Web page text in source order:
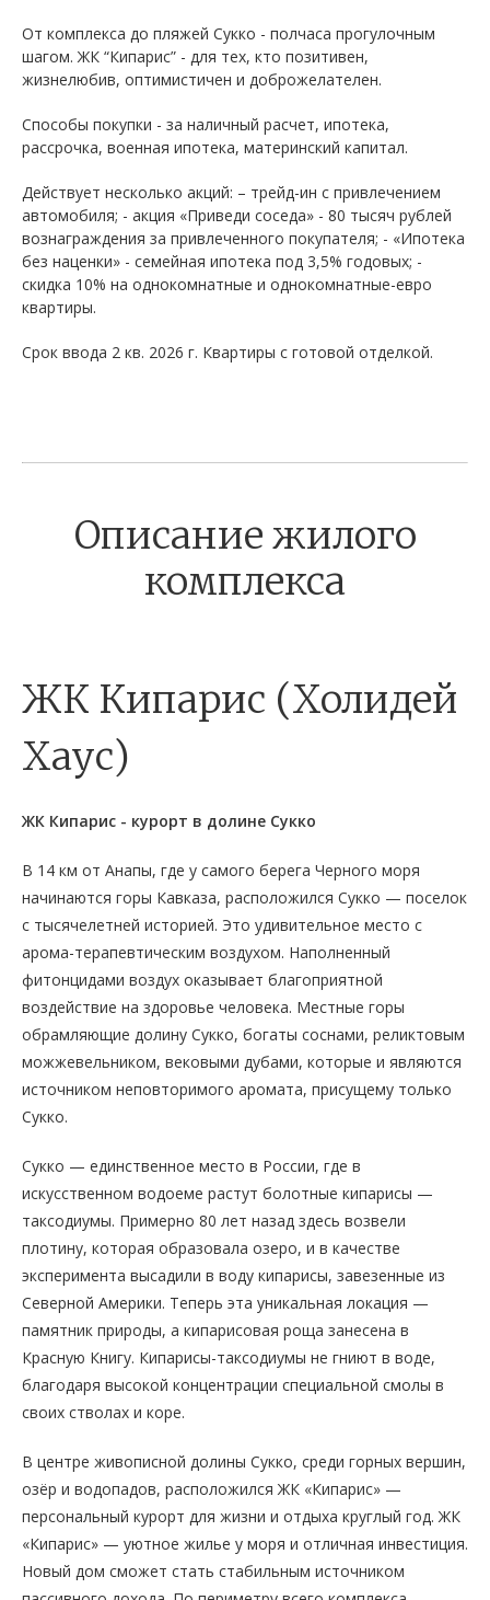
От комплекса до пляжей Сукко - полчаса прогулочным
шагом. ЖК “Кипарис” - для тех, кто позитивен,
жизнелюбив, оптимистичен и доброжелателен.
Способы покупки - за наличный расчет, ипотека,
рассрочка, военная ипотека, материнский капитал.
Действует несколько акций: – трейд-ин с привлечением
автомобиля; - акция «Приведи соседа» - 80 тысяч рублей
вознаграждения за привлеченного покупателя; - «Ипотека
без наценки» - семейная ипотека под 3,5% годовых; -
скидка 10% на однокомнатные и однокомнатные-евро
квартиры.
Срок ввода 2 кв. 2026 г. Квартиры с готовой отделкой.
Описание жилого
комплекса
ЖК Кипарис (Холидей
Хаус)
ЖК Кипарис - курорт в долине Сукко
В 14 км от Анапы, где у самого берега Черного моря
начинаются горы Кавказа, расположился Сукко — поселок
с тысячелетней историей. Это удивительное место с
арома-терапевтическим воздухом. Наполненный
фитонцидами воздух оказывает благоприятной
воздействие на здоровье человека. Местные горы
обрамляющие долину Сукко, богаты соснами, реликтовым
можжевельником, вековыми дубами, которые и являются
источником неповторимого аромата, присущему только
Сукко.
Сукко — единственное место в России, где в
искусственном водоеме растут болотные кипарисы —
таксодиумы. Примерно 80 лет назад здесь возвели
плотину, которая образовала озеро, и в качестве
эксперимента высадили в воду кипарисы, завезенные из
Северной Америки. Теперь эта уникальная локация —
памятник природы, а кипарисовая роща занесена в
Красную Книгу. Кипарисы-таксодиумы не гниют в воде,
благодаря высокой концентрации специальной смолы в
своих стволах и коре.
В центре живописной долины Сукко, среди горных вершин,
озёр и водопадов, расположился ЖК «Кипарис» —
персональный курорт для жизни и отдыха круглый год. ЖК
«Кипарис» — уютное жилье у моря и отличная инвестиция.
Новый дом сможет стать стабильным источником